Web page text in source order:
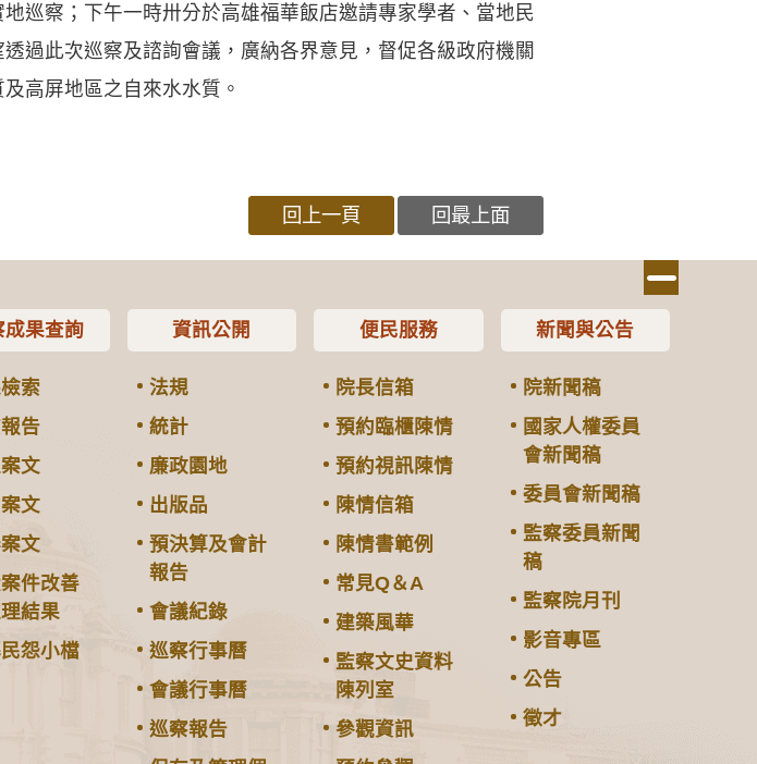
巡察；下午一時卅分於高雄福華飯店邀請專家學者、當地民
過此次巡察及諮詢會議，廣納各界意見，督促各級政府機關
高屏地區之自來水水質。
回上一頁 回最上面
成果查詢
索
告
文
文
文
件改善
結果
怨小檔
資訊公開
法規
統計
廉政園地
出版品
預決算及會計
報告
會議紀錄
巡察行事曆
會議行事曆
巡察報告
便民服務
院長信箱
預約臨櫃陳情
預約視訊陳情
陳情信箱
陳情書範例
常見Q＆A
建築風華
監察文史資料
陳列室
參觀資訊
新聞與公告
院新聞稿
國家人權委員
會新聞稿
委員會新聞稿
監察委員新聞
稿
監察院月刊
影音專區
公告
徵才